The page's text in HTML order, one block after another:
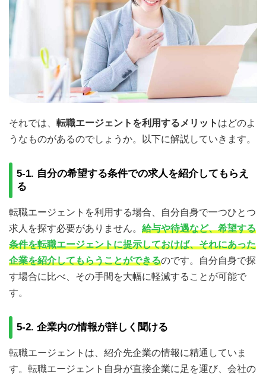
それでは、 転職エージェントを利用するメリット はどのよ
うなものがあるのでしょうか。以下に解説していきます。
5-1. 自分の希望する条件での求人を紹介してもらえ
る
転職エージェントを利用する場合、自分自身で一つひとつ
求人を探す必要がありません。 給与や待遇など、希望する
条件を転職エージェントに提示しておけば、それにあった
企業を紹介してもらうことができるのです。自分自身で探
す場合に比べ、その手間を大幅に軽減することが可能で
す。
5-2. 企業内の情報が詳しく聞ける
転職エージェントは、紹介先企業の情報に精通していま
す。転職エージェント自身が直接企業に足を運び、会社の